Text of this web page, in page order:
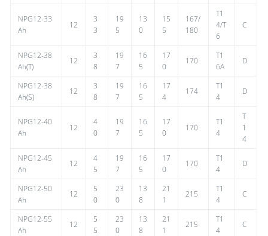
NPG12-33
Ah
12
3
3
19
5
13
0
15
5
167/
180
T1
4/T
6
C
NPG12-38
Ah(T)
12
3
8
19
7
16
5
17
0
170
T1
6A
D
NPG12-38
Ah(S)
12
3
8
19
7
16
5
17
4
174
T1
4
D
NPG12-40
Ah
12
4
0
19
7
16
5
17
0
170
T1
4
T
1
4
NPG12-45
Ah
12
4
5
19
7
16
5
17
0
170
T1
4
D
NPG12-50
Ah
12
5
0
23
0
13
8
21
1
215
T1
4
C
NPG12-55
Ah
12
5
5
23
0
13
8
21
1
215
T1
4
C